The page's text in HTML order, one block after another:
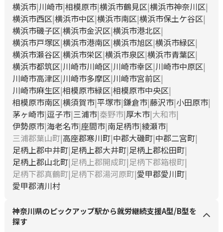
横浜市 川崎市 相模原市 横浜市鶴見区 横浜市神奈川区
横浜市西区 横浜市中区 横浜市南区 横浜市保土ケ谷区
横浜市磯子区 横浜市金沢区 横浜市港北区
横浜市戸塚区 横浜市港南区 横浜市旭区 横浜市緑区
横浜市瀬谷区 横浜市栄区 横浜市泉区 横浜市青葉区
横浜市都筑区 川崎市川崎区 川崎市幸区 川崎市中原区
川崎市高津区 川崎市多摩区 川崎市宮前区
川崎市麻生区 相模原市緑区 相模原市中央区
相模原市南区 横須賀市 平塚市 鎌倉市 藤沢市 小田原市
茅ヶ崎市 逗子市 三浦市 秦野市 厚木市 大和市
伊勢原市 海老名市 座間市 南足柄市 綾瀬市
三浦郡葉山町 高座郡寒川町 中郡大磯町 中郡二宮町
足柄上郡中井町 足柄上郡大井町 足柄上郡松田町
足柄上郡山北町 足柄上郡開成町 足柄下郡箱根町
足柄下郡真鶴町 足柄下郡湯河原町 愛甲郡愛川町
愛甲郡清川村
神奈川県のピックアップ駅から就労継続支援A型/B型を
探す